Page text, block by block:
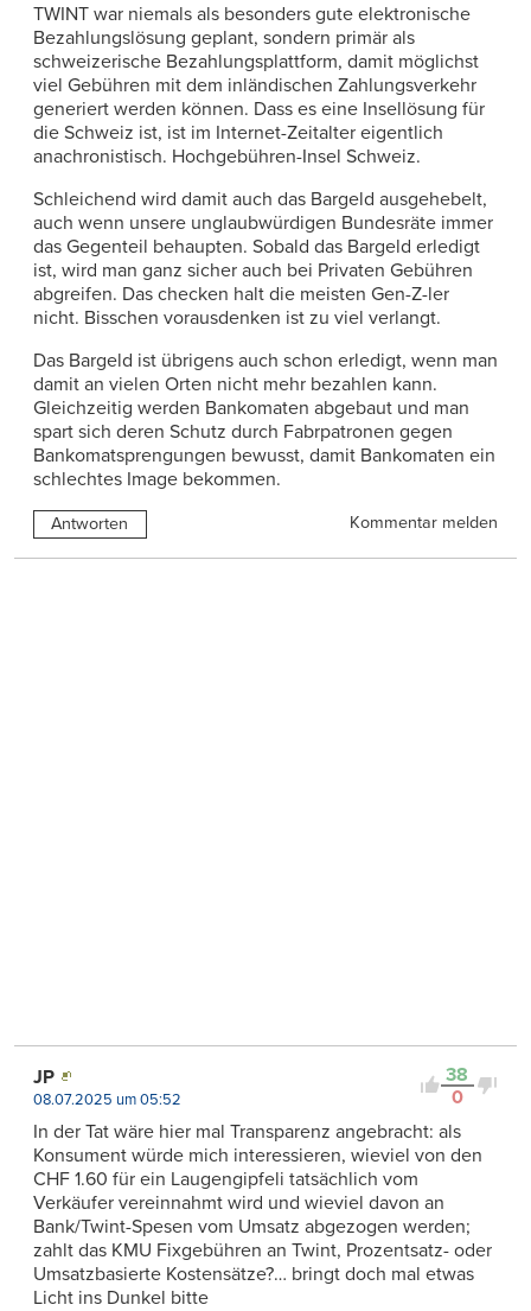
TWINT war niemals als besonders gute elektronische
Bezahlungslösung geplant, sondern primär als
schweizerische Bezahlungsplattform, damit möglichst
viel Gebühren mit dem inländischen Zahlungsverkehr
generiert werden können. Dass es eine Insellösung für
die Schweiz ist, ist im Internet-Zeitalter eigentlich
anachronistisch. Hochgebühren-Insel Schweiz.
Schleichend wird damit auch das Bargeld ausgehebelt,
auch wenn unsere unglaubwürdigen Bundesräte immer
das Gegenteil behaupten. Sobald das Bargeld erledigt
ist, wird man ganz sicher auch bei Privaten Gebühren
abgreifen. Das checken halt die meisten Gen-Z-ler
nicht. Bisschen vorausdenken ist zu viel verlangt.
Das Bargeld ist übrigens auch schon erledigt, wenn man
damit an vielen Orten nicht mehr bezahlen kann.
Gleichzeitig werden Bankomaten abgebaut und man
spart sich deren Schutz durch Fabrpatronen gegen
Bankomatsprengungen bewusst, damit Bankomaten ein
schlechtes Image bekommen.
Antworten Kommentar melden
38
0
JP
08.07.2025 um 05:52
In der Tat wäre hier mal Transparenz angebracht: als
Konsument würde mich interessieren, wieviel von den
CHF 1.60 für ein Laugengipfeli tatsächlich vom
Verkäufer vereinnahmt wird und wieviel davon an
Bank/Twint-Spesen vom Umsatz abgezogen werden;
zahlt das KMU Fixgebühren an Twint, Prozentsatz- oder
Umsatzbasierte Kostensätze?… bringt doch mal etwas
Licht ins Dunkel bitte